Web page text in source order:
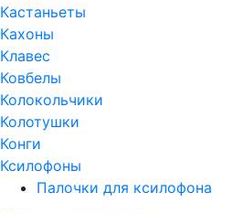
Кастаньеты
Кахоны
Клавес
Ковбелы
Колокольчики
Колотушки
Конги
Ксилофоны
Палочки для ксилофона